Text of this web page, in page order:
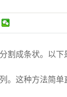
割成条状。以
这种方法简单